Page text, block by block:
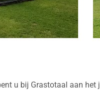
u bij Grastotaal aan het